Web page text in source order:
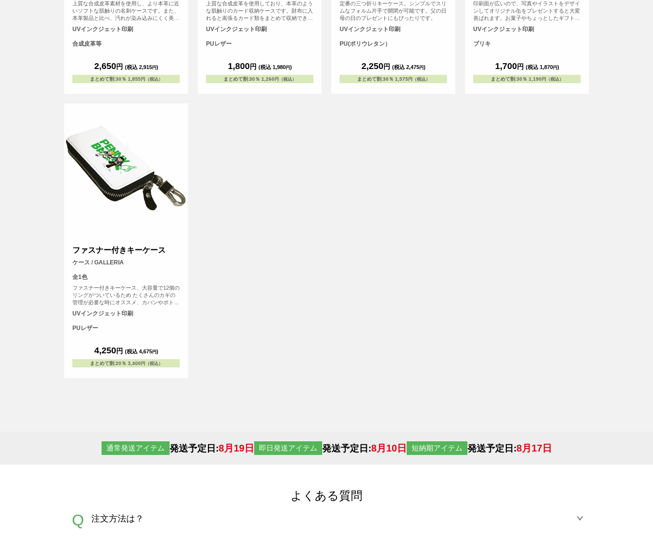
上質な合成皮革素材を使用し、より本革に近
いソフトな肌触りの名刺ケースです。また、
本革製品と比べ、汚れが染み込みにくく美し
い状態を保てます。また、名刺ポケットは最
大で約1cmのマチがあり、たっぷり名刺が入
ります。
UVインクジェット印刷
合成皮革等
2,650円 (税込 2,915円)
まとめて割:30％ 1,855円（税込）
上質な合成皮革を使用しており、本革のよう
な肌触りのカード収納ケースです。財布に入
れると嵩張るカード類をまとめて収納できま
UVインクジェット印刷
PUレザー
1,800円 (税込 1,980円)
まとめて割:30％ 1,260 円（税込）
定番の三つ折りキーケース。シンプルでスリ
ムなフォルム片手で開閉が可能です。父の日
母の日のプレゼントにもぴったりです。
UVインクジェット印刷
PU(ポリウレタン）
2,250円 (税込 2,475円)
まとめて割:30％ 1,575円（税込）
印刷面が広いので、写真やイラストをデザイ
ンしてオリジナル缶をプレゼントすると大変
喜ばれます。お菓子やちょっとしたギフトを
入れるのにぴったりです。 ノベルティ・記
念品・オリジナルグッズなどに最適な商品で
す。
UVインクジェット印刷
ブリキ
1,700円 (税込 1,870円)
まとめて割:30％ 1,190 円（税込）
ファスナー付きキーケース
ケース / GALLERIA
全1色
ファスナー付きキーケース、大容量で12個の
リングがついているため たくさんのカギの
管理が必要な時にオススメ、カバンやボトム
スに引っかけるためのリングとカナビラが装
備されているため紛失防止に役立つアイテム
UVインクジェット印刷
PUレザー
4,250円 (税込 4,675円)
まとめて割:20％ 3,400 円（税込）
通常発送アイテム 発送予定日:8月19日 即日発送アイテム 発送予定日:8月10日 短納期アイテム 発送予定日:8月17日
よくある質問
Q 注文方法は？